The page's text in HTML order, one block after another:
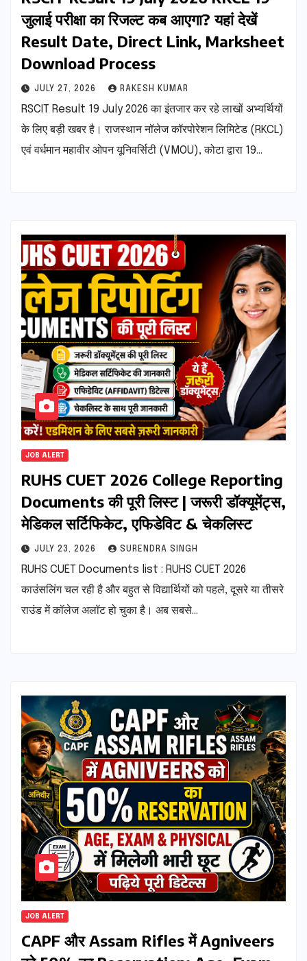
जुलाई परीक्षा का रिजल्ट कब आएगा? यहां देखें
Result Date, Direct Link, Marksheet
Download Process
JULY 27, 2026 RAKESH KUMAR
RSCIT Result 19 July 2026 का इंतजार कर रहे लाखों अभ्यर्थियों
के लिए बड़ी खबर है। राजस्थान नॉलेज कॉरपोरेशन लिमिटेड (RKCL)
एवं वर्धमान महावीर ओपन यूनिवर्सिटी (VMOU), कोटा द्वारा 19…
JOB ALERT
RUHS CUET 2026 College Reporting
Documents की पूरी लिस्ट | जरूरी डॉक्यूमेंट्स,
मेडिकल सर्टिफिकेट, एफिडेविट & चेकलिस्ट
JULY 23, 2026 SURENDRA SINGH
RUHS CUET Documents list : RUHS CUET 2026
काउंसलिंग चल रही है और बहुत से विद्यार्थियों को पहले, दूसरे या तीसरे
राउंड में कॉलेज अलॉट हो चुका है। अब सबसे…
JOB ALERT
CAPF और Assam Rifles में Agniveers